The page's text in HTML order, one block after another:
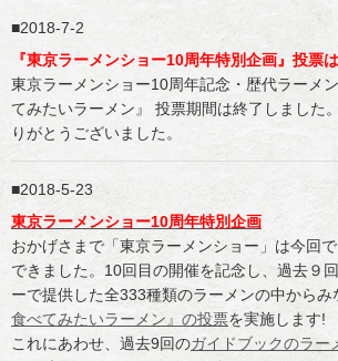
2018-7-2
『東京ラーメンショー10周年特別企画』投票
東京ラーメンショー10周年記念・歴代ラーメ
てみたいラーメン』 投票期間は終了しました
りがとうございました。
2018-5-23
東京ラーメンショー10周年特別企画
おかげさまで「東京ラーメンショー」は今回
できました。10回目の開催を記念し、過去９
ーで提供した全333種類のラーメンの中からみ
食べてみたいラーメン』の投票を実施します!
これにあわせ、過去9回のガイドブックのラー